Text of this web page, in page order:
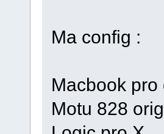
Ma config :
Macbook
Motu 828